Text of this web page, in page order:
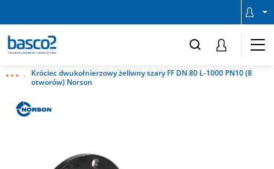
Króciec dwukołnierzowy żeliwny szary FF DN 80 L-1000 PN10 (8
otworów) Norson